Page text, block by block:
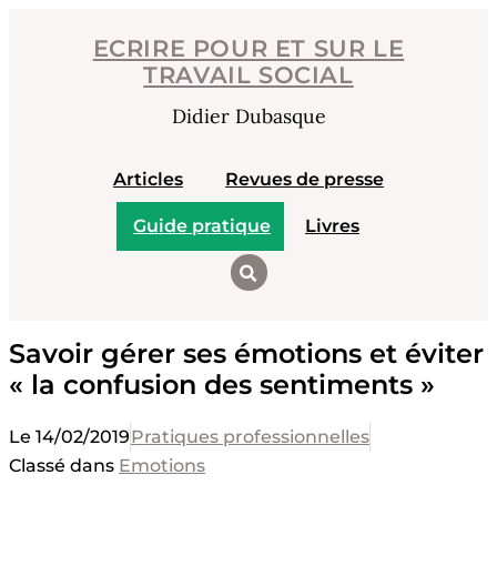
ECRIRE POUR ET SUR LE
TRAVAIL SOCIAL
Didier Dubasque
Articles Revues de presse
Guide pratique Livres
Savoir gérer ses émotions et éviter
« la confusion des sentiments »
Le 14/02/2019Pratiques professionnelles
Classé dans Emotions